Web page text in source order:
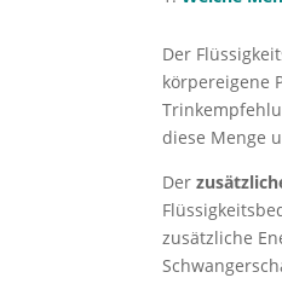
Der
körpereigene
diese Menge
Der
zusätzliche